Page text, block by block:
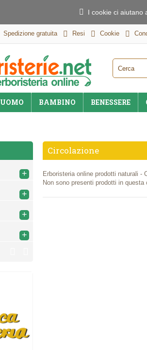
I cookie ci aiutano
Spedizione gratuita Resi Cookie
UOMO BAMBINO BENESSERE
+
+
+
+
Circolazione
Erboristeria online prodotti naturali -
Non sono presenti prodotti in questa